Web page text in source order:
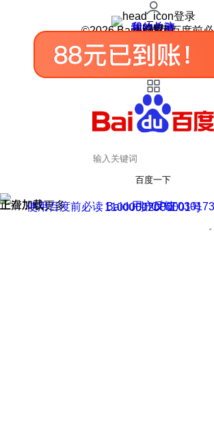
登录
我的关注
我的收藏
皮肤中心
用户反馈
设置
©2026 Baidu 使用百度前
百度一下
正在加载
上滑加载更多 用户反馈
使用百度前必读 Baidu 京ICP证
京公网安备11000002000001号